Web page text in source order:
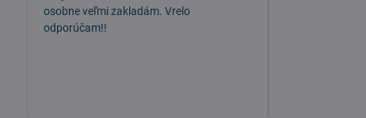
osobne veľmi zakladám. Vrelo
odporúčam!!